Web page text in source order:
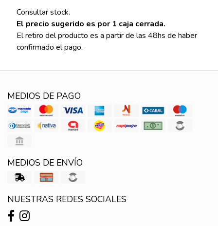
Consultar stock.
El precio sugerido es por 1 caja cerrada.
El retiro del producto es a partir de las 48hs de haber
confirmado el pago.
MEDIOS DE PAGO
MEDIOS DE ENVÍO
NUESTRAS REDES SOCIALES